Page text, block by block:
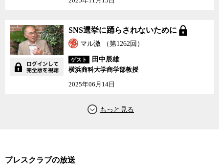
SNS選挙に踊らされないために
マル激 （第1262回）
ゲスト
田中辰雄
横浜商科大学商学部教授
2025年06月14日
プレスクラブの放送